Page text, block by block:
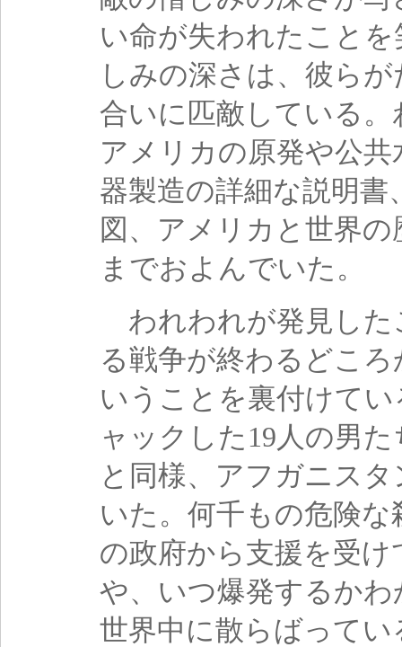
い命が失われたこと
しみの深さは、彼ら
合いに匹敵している
アメリカの原発や公
器製造の詳細な説明
図、アメリカと世界
までおよんでいた。
われわれが発見した
る戦争が終わるどこ
いうことを裏付けて
ャックした19人の男
と同様、アフガニス
いた。何千もの危険
の政府から支援を受
や、いつ爆発するか
世界中に散らばって